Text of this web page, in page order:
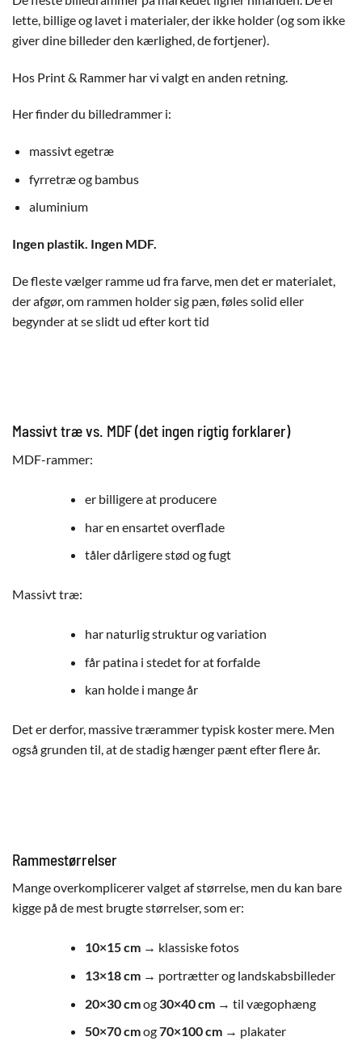
lette, billige og lavet i materialer, der ikke holder (og som ikke
giver dine billeder den kærlighed, de fortjener).
Hos Print & Rammer har vi valgt en anden retning.
Her finder du billedrammer i:
massivt egetræ
fyrretræ og bambus
aluminium
Ingen plastik. Ingen MDF.
De fleste vælger ramme ud fra farve, men det er materialet,
der afgør, om rammen holder sig pæn, føles solid eller
begynder at se slidt ud efter kort tid
Massivt træ vs. MDF (det ingen rigtig forklarer)
MDF-rammer:
er billigere at producere
har en ensartet overflade
tåler dårligere stød og fugt
Massivt træ:
har naturlig struktur og variation
får patina i stedet for at forfalde
kan holde i mange år
Det er derfor, massive trærammer typisk koster mere. Men
også grunden til, at de stadig hænger pænt efter flere år.
Rammestørrelser
Mange overkomplicerer valget af størrelse, men du kan bare
kigge på de mest brugte størrelser, som er:
10×15 cm→ klassiske fotos
13×18 cm→ portrætter og landskabsbilleder
20×30 cmog 30×40 cm→ til vægophæng
50×70 cmog70×100 cm→ plakater